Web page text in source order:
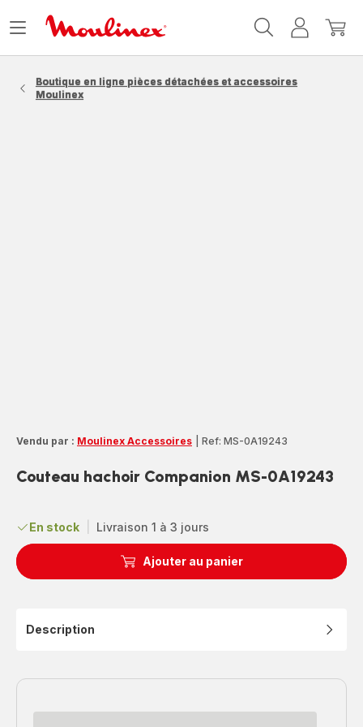
MonMon
Ouvrir
Boutique en ligne pièces détachées et accessoires
Moulinex
Vendu par : Moulinex Accessoires Ref: MS-0A19243
Couteau hachoir Companion MS-0A19243
En stock Livraison 1 à 3 jours
Ajouter au panier
Description